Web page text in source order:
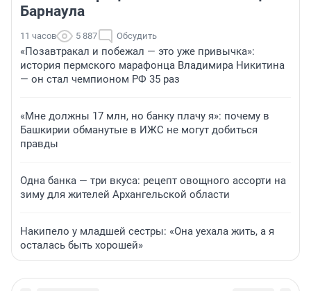
Барнаула
11 часов 5 887 Обсудить
«Позавтракал и побежал — это уже привычка»:
история пермского марафонца Владимира Никитина
— он стал чемпионом РФ 35 раз
«Мне должны 17 млн, но банку плачу я»: почему в
Башкирии обманутые в ИЖС не могут добиться
правды
Одна банка — три вкуса: рецепт овощного ассорти на
зиму для жителей Архангельской области
Накипело у младшей сестры: «Она уехала жить, а я
осталась быть хорошей»